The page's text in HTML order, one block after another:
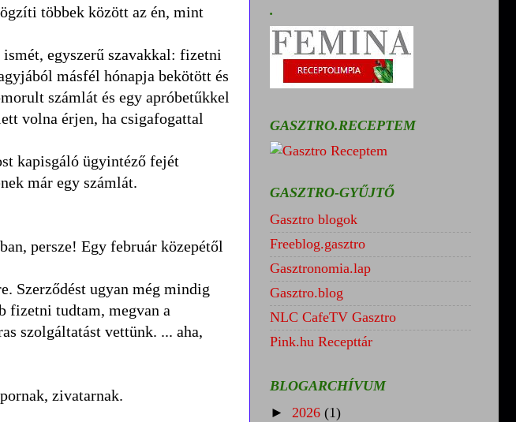
többek között az én, mint
egyszerű szavakkal: fizetni
másfél hónapja bekötött és
számlát és egy apróbetűkkel
volna érjen, ha csigafogattal
kapisgáló ügyintéző fejét
már egy számlát.
persze! Egy február közepétől
Szerződést ugyan még mindig
fizetni tudtam, megvan a
szolgáltatást vettünk. ... aha,
zivatarnak.
.
GASZTRO.RECEPTEM
GASZTRO-GYŰJTŐ
Gasztro blogok
Freeblog.gasztro
Gasztronomia.lap
Gasztro.blog
NLC CafeTV Gasztro
Pink.hu Recepttár
BLOGARCHÍVUM
► 2026 (1)